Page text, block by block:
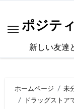
ポジテ
新しい友達
ホームページ
未
ドラッグストア